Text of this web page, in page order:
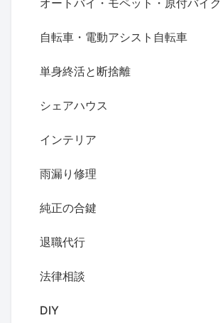
オートバイ・モペット・原付バイク
自転車・電動アシスト自転車
単身終活と断捨離
シェアハウス
インテリア
雨漏り修理
純正の合鍵
退職代行
法律相談
DIY